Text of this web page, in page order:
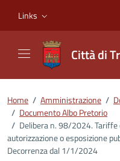
Links
Città di
Home / Amministrazione /
/ Documento Albo Pretorio
/ Delibera n. 98/2024.
autorizzazione o esposizione
Decorrenza dal 1/1/2024